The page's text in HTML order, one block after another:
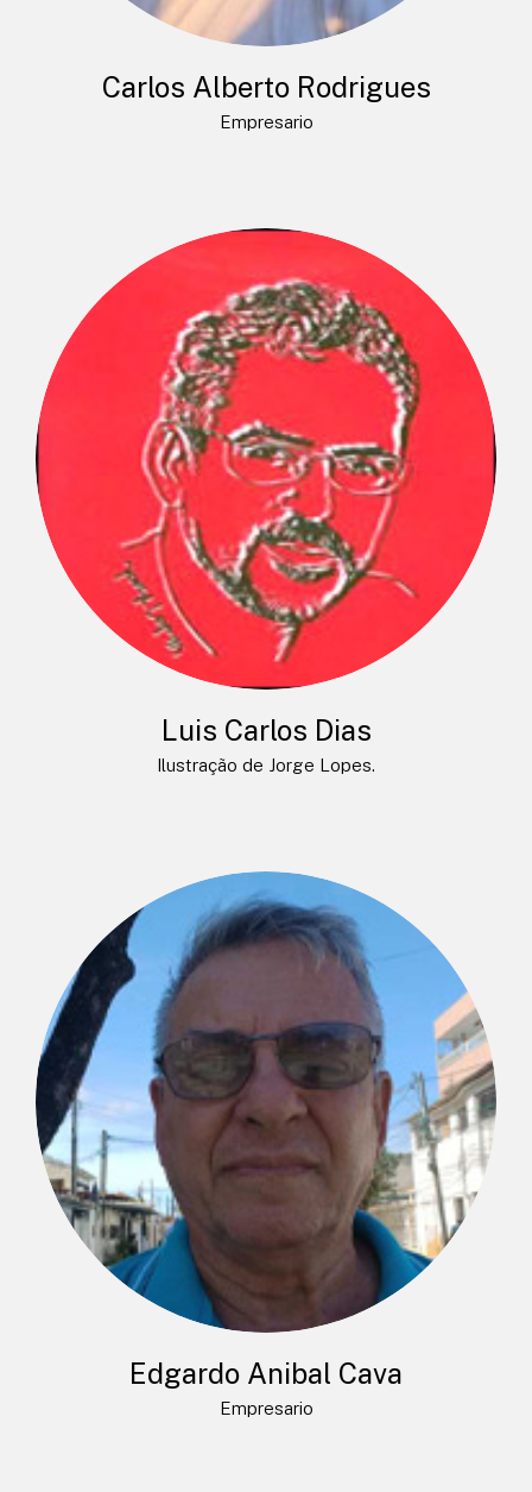
Carlos Alberto Rodrigues
Empresario
Luis Carlos Dias
Ilustração de Jorge Lopes.
Edgardo Anibal Cava
Empresario